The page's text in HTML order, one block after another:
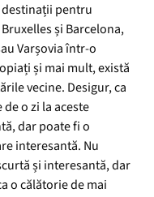
destinații pentru
și Barcelona,
Varșovia într-o
și mai mult, există
vecine. Desigur, ca
o zi la aceste
dar poate fi o
interesantă. Nu
și interesantă, dar
o călătorie de mai